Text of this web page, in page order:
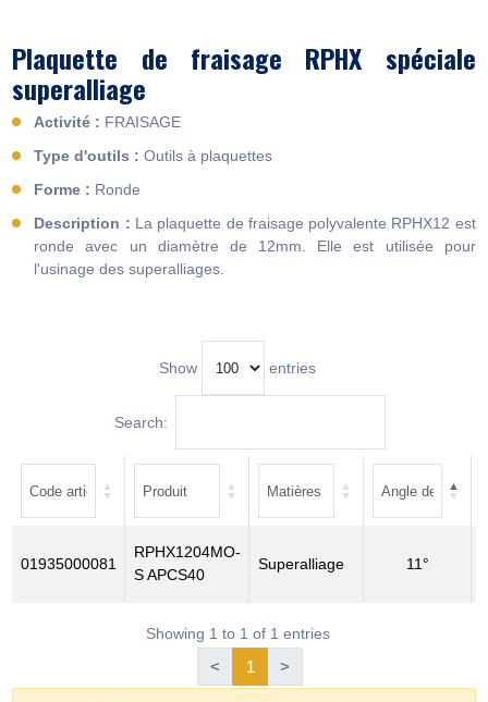
Plaquette de fraisage RPHX spéciale
superalliage
Activité : FRAISAGE
Type d'outils : Outils à plaquettes
Forme : Ronde
Description : La plaquette de fraisage polyvalente RPHX12 est
ronde avec un diamètre de 12mm. Elle est utilisée pour
l'usinage des superalliages.
Show entries
Search:
01935000081
RPHX1204MO-
S APCS40
Superalliage 11°
Showing 1 to 1 of 1 entries
< 1 >